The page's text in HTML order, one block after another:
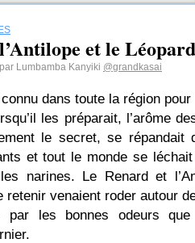
et le Léopard
Lumbamba Kanyiki @grandkasai
dans toute la région
les préparait, l’arôme
le secret, se répandait
et tout le monde se
narines. Le Renard et
retenir venaient roder autour
par les bonnes odeurs que